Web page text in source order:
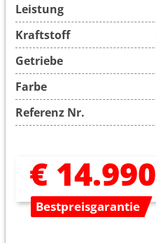
Leistung
Kraftstoff
Getriebe
Farbe
Referenz Nr.
€ 14.990
Bestpreisgarantie